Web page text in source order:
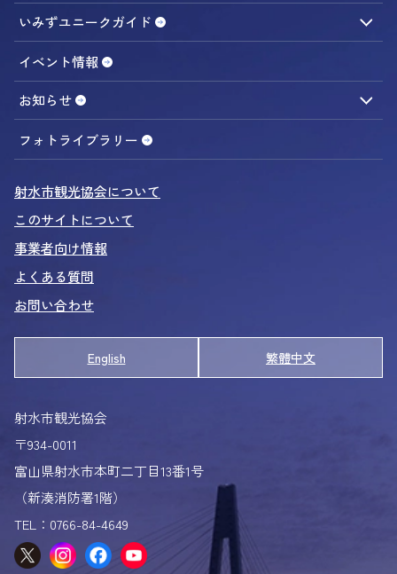
食べる／おみやげ
休む／宿泊する
旅の便利スポット
いみずユニークガイド
内川周辺
内川さんぽ
船から観光ガイド
射水のグルメ＆おみやげ
おいしいものカレンダー
カニ図鑑
エビ図鑑
いみずカニ物語
シロエビの秘密
里まちエリア
アクティビティinいみず
射水の曳山 3週間の旅
射水の獅子舞
おまつりポスター
フォトスポットマップ
ロケ地マップ
射水市「と」
イベント情報
お知らせ
フォトライブラリー
射水市観光協会について
このサイトについて
事業者向け情報
よくある質問
お問い合わせ
English 繁體中文
射水市観光協会
〒934-0011
富山県射水市本町二丁目13番1号
（新湊消防署1階）
TEL：0766-84-4649